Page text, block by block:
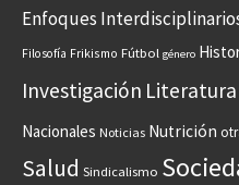
Enfoques
Filosofía Frikismo Fútbol género
Investigación Literatura
Nacionales Noticias Nutrición
Salud Sindicalismo